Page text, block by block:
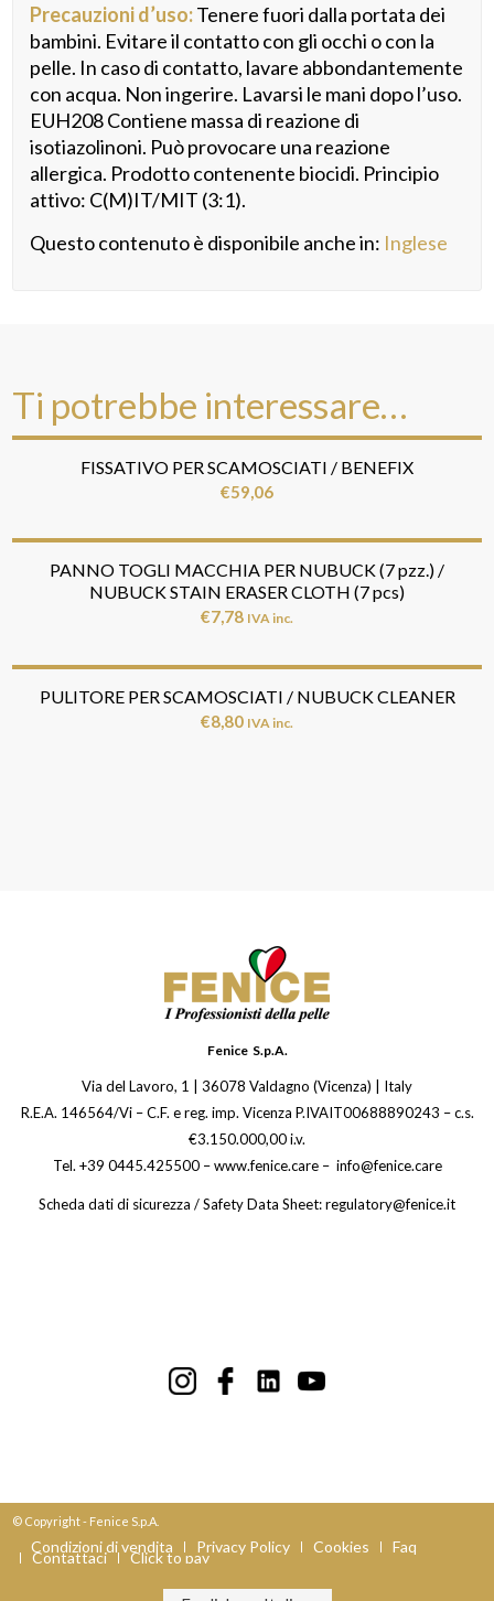
Precauzioni d’uso:Tenere fuori dalla portata dei
bambini. Evitare il contatto con gli occhi o con la
pelle. In caso di contatto, lavare abbondantemente
con acqua. Non ingerire. Lavarsi le mani dopo l’uso.
EUH208 Contiene massa di reazione di
isotiazolinoni. Può provocare una reazione
allergica. Prodotto contenente biocidi. Principio
attivo: C(M)IT/MIT (3:1).
Questo contenuto è disponibile anche in: Inglese
Ti potrebbe interessare…
FISSATIVO PER SCAMOSCIATI / BENEFIX
€59,06
PANNO TOGLI MACCHIA PER NUBUCK (7 pzz.) /
NUBUCK STAIN ERASER CLOTH (7 pcs)
€7,78 IVA inc.
PULITORE PER SCAMOSCIATI / NUBUCK CLEANER
€8,80 IVA inc.
Fenice S.p.A.
Via del Lavoro, 1 | 36078 Valdagno (Vicenza) | Italy
R.E.A. 146564/Vi – C.F. e reg. imp. Vicenza P.IVAIT00688890243 – c.s.
€3.150.000,00 i.v.
Tel. +39 0445.425500 – www.fenice.care – info@fenice.care
Scheda dati di sicurezza / Safety Data Sheet: regulatory@fenice.it
© Copyright - Fenice S.p.A.
Condizioni di vendita Privacy Policy Cookies Faq
Contattaci Click to pay